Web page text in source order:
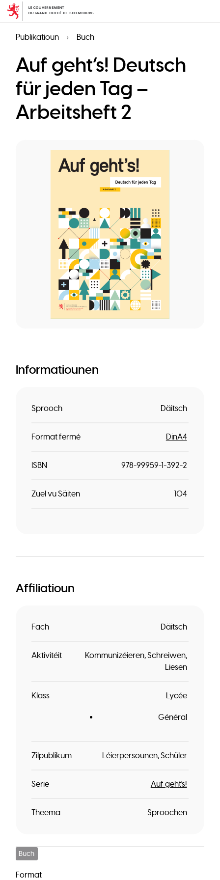
Skip
contentPublikatioun Buch
Auf geht’s! Deutsch
für jeden Tag –
Arbeitsheft 2
Informatiounen
Sprooch Däitsch
Format fermé DinA4
ISBN 978-99959-1-392-2
Zuel vu Säiten 104
Affiliatioun
Fach Däitsch
Aktivitéit Kommunizéieren Schreiwen
Liesen
Klass Lycée
Général
Zilpublikum Léierpersounen Schüler
Serie Auf geht's!
Theema Sproochen
Buch
Format